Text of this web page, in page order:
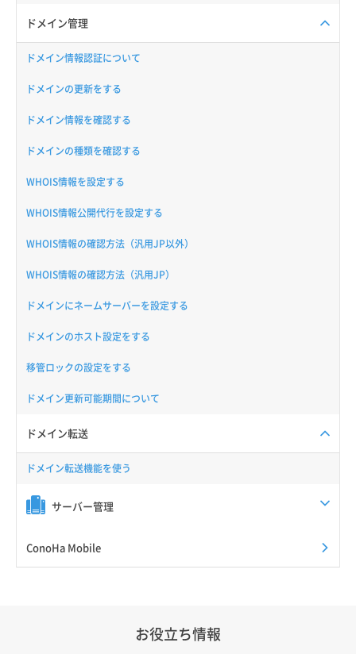
ドメイン管理
ドメイン情報認証について
ドメインの更新をする
ドメイン情報を確認する
ドメインの種類を確認する
WHOIS情報を設定する
WHOIS情報公開代行を設定する
WHOIS情報の確認方法（汎用JP以外）
WHOIS情報の確認方法（汎用JP）
ドメインにネームサーバーを設定する
ドメインのホスト設定をする
移管ロックの設定をする
ドメイン更新可能期間について
ドメイン転送
ドメイン転送機能を使う
サーバー管理
ConoHa Mobile
お役立ち情報